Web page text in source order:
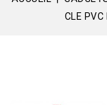
CLE PVC